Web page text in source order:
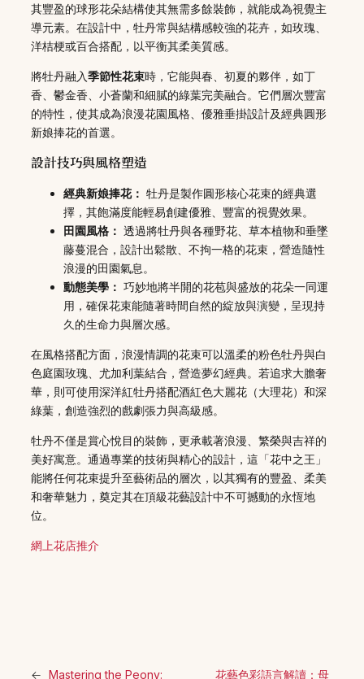
其豐盈的球形花朵結構使其無需多餘裝飾，就能成為視覺主
導元素。在設計中，牡丹常與結構感較強的花卉，如玫瑰、
洋桔梗或百合搭配，以平衡其柔美質感。
將牡丹融入季節性花束時，它能與春、初夏的夥伴，如丁
香、鬱金香、小蒼蘭和細膩的綠葉完美融合。它們層次豐富
的特性，使其成為浪漫花園風格、優雅垂掛設計及經典圓形
新娘捧花的首選。
設計技巧與風格塑造
經典新娘捧花： 牡丹是製作圓形核心花束的經典選
擇，其飽滿度能輕易創建優雅、豐富的視覺效果。
田園風格： 透過將牡丹與各種野花、草本植物和垂墜
藤蔓混合，設計出鬆散、不拘一格的花束，營造隨性
浪漫的田園氣息。
動態美學： 巧妙地將半開的花苞與盛放的花朵一同運
用，確保花束能隨著時間自然的綻放與演變，呈現持
久的生命力與層次感。
在風格搭配方面，浪漫情調的花束可以溫柔的粉色牡丹與白
色庭園玫瑰、尤加利葉結合，營造夢幻經典。若追求大膽奢
華，則可使用深洋紅牡丹搭配酒紅色大麗花（大理花）和深
綠葉，創造強烈的戲劇張力與高級感。
牡丹不僅是賞心悅目的裝飾，更承載著浪漫、繁榮與吉祥的
美好寓意。通過專業的技術與精心的設計，這「花中之王」
能將任何花束提升至藝術品的層次，以其獨有的豐盈、柔美
和奢華魅力，奠定其在頂級花藝設計中不可撼動的永恆地
位。
網上花店推介
← Mastering the Peony: 花藝色彩語言解讀：母